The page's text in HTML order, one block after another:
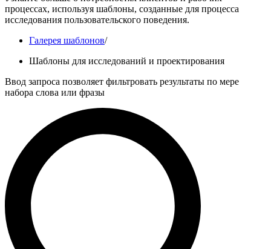
процессах, используя шаблоны, созданные для процесса
исследования пользовательского поведения.
Галерея шаблонов/
Шаблоны для исследований и проектирования
Ввод запроса позволяет фильтровать результаты по мере
набора слова или фразы